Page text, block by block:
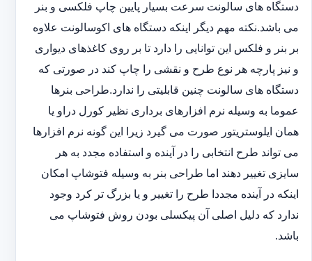
دستگاه های سالونت سرعت بسیار پایین چاپ فلکسی و بنر
می باشد.نکته مهم دیگر اینکه دستگاه های اکوسالونت علاوه
بر بنر و فلکس این توانایی را دارد تا بر روی کاغذهای دیواری
و نیز پارچه هر نوع طرح و نقشی را چاپ کند در صورتی که
دستگاه های سالونت چنین قابلیتی را ندارد.طراحی بنرها
عموما به وسیله نرم افزارهای برداری نظیر کورل دراو یا
همان ایلوستریتور صورت می گیرد زیرا این گونه نرم افزارها
می تواند طرح انتخابی را در آینده و استفاده مجدد به هر
سایزی تغییر دهند اما طراحی بنر به وسیله فتوشاپ امکان
اینکه در آینده مجددا طرح را تغییر و یا بزرگ تر کرد وجود
ندارد که دلیل اصلی آن پیکسلی بودن روش فتوشاپ می
باشد.